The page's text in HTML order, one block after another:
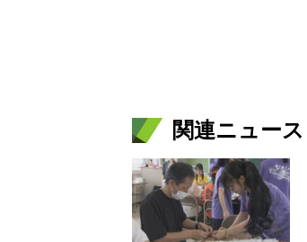
関連ニュース